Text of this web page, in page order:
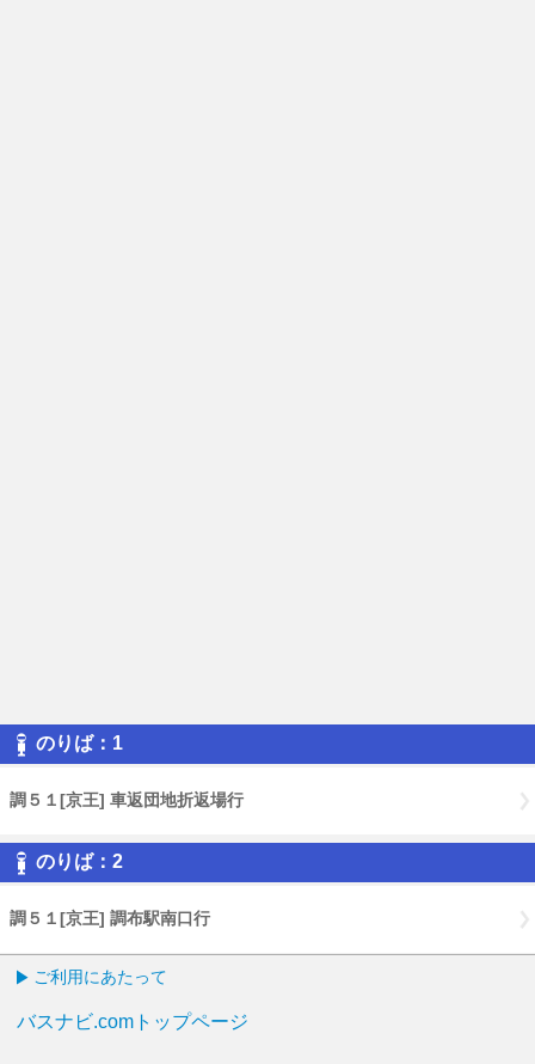
のりば：1
調５１[京王] 車返団地折返場行
のりば：2
調５１[京王] 調布駅南口行
ご利用にあたって
バスナビ.comトップページ